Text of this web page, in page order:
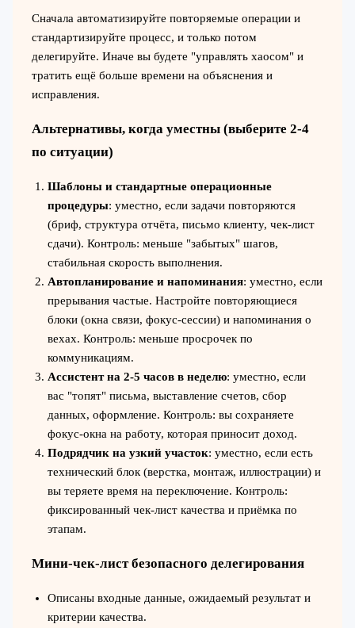
Сначала автоматизируйте повторяемые операции и
стандартизируйте процесс, и только потом
делегируйте. Иначе вы будете "управлять хаосом" и
тратить ещё больше времени на объяснения и
исправления.
Альтернативы, когда уместны (выберите 2-4
по ситуации)
Шаблоны и стандартные операционные
процедуры: уместно, если задачи повторяются
(бриф, структура отчёта, письмо клиенту, чек‑лист
сдачи). Контроль: меньше "забытых" шагов,
стабильная скорость выполнения.
Автопланирование и напоминания: уместно, если
прерывания частые. Настройте повторяющиеся
блоки (окна связи, фокус‑сессии) и напоминания о
вехах. Контроль: меньше просрочек по
коммуникациям.
Ассистент на 2-5 часов в неделю: уместно, если
вас "топят" письма, выставление счетов, сбор
данных, оформление. Контроль: вы сохраняете
фокус‑окна на работу, которая приносит доход.
Подрядчик на узкий участок: уместно, если есть
технический блок (верстка, монтаж, иллюстрации) и
вы теряете время на переключение. Контроль:
фиксированный чек‑лист качества и приёмка по
этапам.
Мини‑чек‑лист безопасного делегирования
Описаны входные данные, ожидаемый результат и
критерии качества.